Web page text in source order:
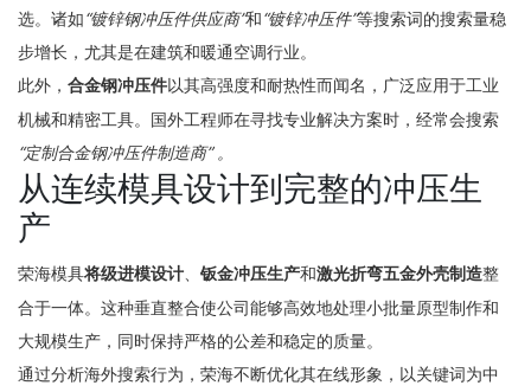
选。诸如“镀锌钢冲压件供应商”和“镀锌冲压件”等搜索词的搜索量稳
步增长，尤其是在建筑和暖通空调行业。
此外， 合金钢冲压件以其高强度和耐热性而闻名，广泛应用于工业
机械和精密工具。国外工程师在寻找专业解决方案时，经常会搜索
“定制合金钢冲压件制造商” 。
从连续模具设计到完整的冲压生
产
荣海模具将级进模设计、 钣金冲压生产和激光折弯五金外壳制造整
合于一体。这种垂直整合使公司能够高效地处理小批量原型制作和
大规模生产，同时保持严格的公差和稳定的质量。
通过分析海外搜索行为，荣海不断优化其在线形象，以关键词为中